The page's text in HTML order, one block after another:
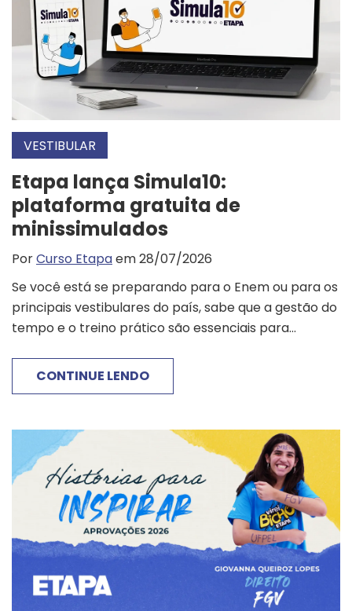
VESTIBULAR
Etapa lança Simula10:
plataforma gratuita de
minissimulados
PorCurso Etapaem 28/07/2026
Se você está se preparando para o Enem ou para os
principais vestibulares do país, sabe que a gestão do
tempo e o treino prático são essenciais para...
CONTINUE LENDO